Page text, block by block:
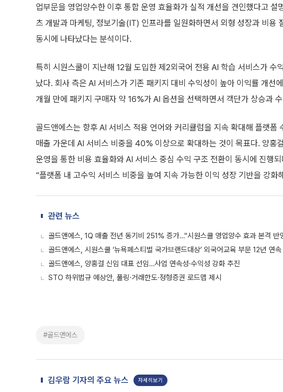
업부문을 영업양수한 이후 통합 운영 효율화가 실적 개선을 견인했다고 설
츠 개발과 마케팅, 정보기술(IT) 인프라를 일원화하면서 외형 성장과 비용
동시에 나타났다는 분석이다.
특히 시원스쿨이 지난해 12월 도입한 제2외국어 전용 AI 학습 서비스가 수
났다. 회사 측은 AI 서비스가 기존 패키지 대비 수익성이 높아 이익률 개선
개월 만에 패키지 구매자 약 16%가 AI 옵션을 선택하면서 객단가 상승과
골드앤에스는 향후 AI 서비스 적용 언어와 커리큘럼을 지속 확대해 플랫폼
매출 가운데 AI 서비스 비중을 40% 이상으로 확대하는 것이 목표다. 양홍
운영을 통한 비용 효율화와 AI 서비스 중심 수익 구조 전환이 동시에 진행
“플랫폼 내 고수익 서비스 비중을 높여 지속 가능한 이익 성장 기반을 강화
관련 뉴스
골드앤에스, 1Q 매출 전년 동기비 251% 증가…"시원스쿨 영업양수 효과 본격 반
골드앤에스, 시원스쿨 ‘뉴욕페스티벌 국가브랜드대상’ 외국어교육 부문 12년 연속
골드앤에스, 양홍걸 신임 대표 선임…사업 연속성·수익성 강화 추진
STO 하위법규 예상안, 풀링·거래한도·정형증권 로드맵 제시
#골드앤에스
김우람 기자의 주요 뉴스 자세히보기